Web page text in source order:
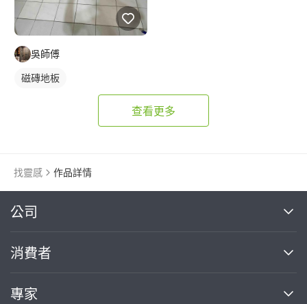
吳師傅
磁磚地板
查看更多
找靈感 作品詳情
公司
關於我們
部落格
消費者
買服務
專家
繼續完成